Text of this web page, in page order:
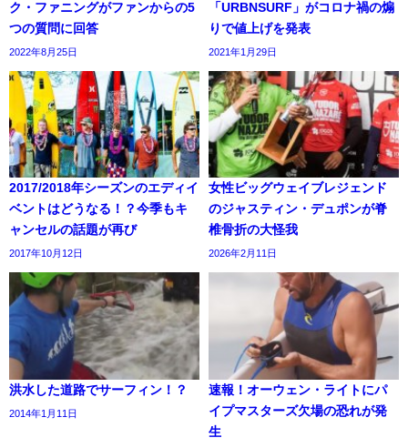
ク・ファニングがファンからの5
つの質問に回答
2022年8月25日
「URBNSURF」がコロナ禍の煽
りで値上げを発表
2021年1月29日
2017/2018年シーズンのエディイ
ベントはどうなる！？今季もキ
ャンセルの話題が再び
2017年10月12日
女性ビッグウェイブレジェンド
のジャスティン・デュポンが脊
椎骨折の大怪我
2026年2月11日
洪水した道路でサーフィン！？
2014年1月11日
速報！オーウェン・ライトにパ
イプマスターズ欠場の恐れが発
生